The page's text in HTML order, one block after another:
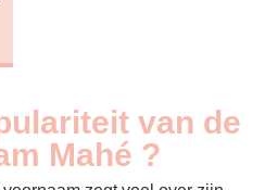
van de
Mahé ?